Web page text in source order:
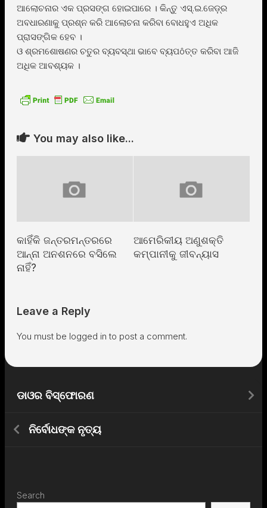
ଆଲୋଚନାର ଏକ ପ୍ରସଙ୍ଗ ହୋଇପାରେ । କିନ୍ତୁ ଏସ୍.ଇ.ଜେଡ଼୍ର
ଅବଧାରଣାକୁ ପ୍ରଶ୍ନ କରି ଆଲୋଚନା କରିବା ବୋଧହୁଏ ଅଧିକ
ପ୍ରାସଙ୍ଗିକ ହେବ ।
ଓ ଶ୍ରମଶୋଷଣର ଚତୁର ବ୍ୟବସ୍ଥା ଭାବେ ବ୍ୟପôତ୍ତ କରିବା ଆଜି
ଅଧିକ ଆବଶ୍ୟକ ।
You may also like...
କାହିଁକି ଜନ୍ତରମନ୍ତରରେ
ଆନ୍ନା ଅନଶନରେ ବସିଲେ
ନାହିଁ?
ଆମେରିକୀୟ ଅଣୁଶକ୍ତି
କମ୍ପାନୀକୁ ଜୀବନ୍ୟାସ
Leave a Reply
You must be logged in to post a comment.
ଡାଓର ବିସ୍ଫୋରଣ
ନିର୍ବୋଧଙ୍କ ନୃତ୍ୟ
Search